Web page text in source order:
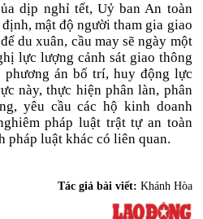
dịp nghỉ tết, Uỷ ban An toàn
mật độ người tham gia giao
du xuân, cầu may sẽ ngày một
lực lượng cảnh sát giao thông
án bố trí, huy động lực
này, thực hiện phân làn, phân
yêu cầu các hộ kinh doanh
pháp luật trật tự an toàn
pháp luật khác có liên quan.
Tác giả bài viết: Khánh Hòa